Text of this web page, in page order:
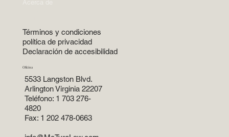
Términos y condiciones
política de privacidad
Declaración de accesibilidad
Oficina
5533 Langston Blvd.
Arlington Virginia 22207
Teléfono: 1 703 276-
4820
Fax: 1 202 478-0663